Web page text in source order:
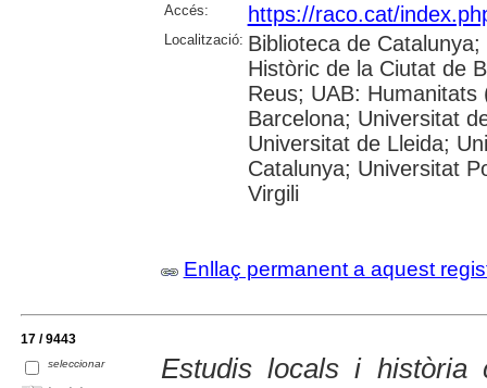
Accés: https://raco.cat/
Localització: Biblioteca de
Històric de la Ciutat de
Reus; UAB:
Barcelona; Universitat
Universitat de Lleida;
Catalunya; Universitat
Virgili
Enllaç permanent a aquest
17 / 9443
seleccionar
Estudis locals i història